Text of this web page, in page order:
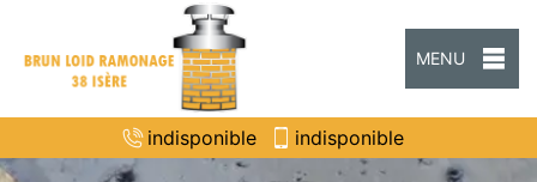
MENU
indisponible indisponible